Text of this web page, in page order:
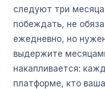
следуют три
побеждать, не
ежедневно, но
выдержите
накапливается:
платформе, кто